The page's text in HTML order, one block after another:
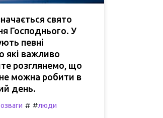
свято
Господнього. У
певні
які важливо
розглянемо, що
можна робити в
день.
# #люди